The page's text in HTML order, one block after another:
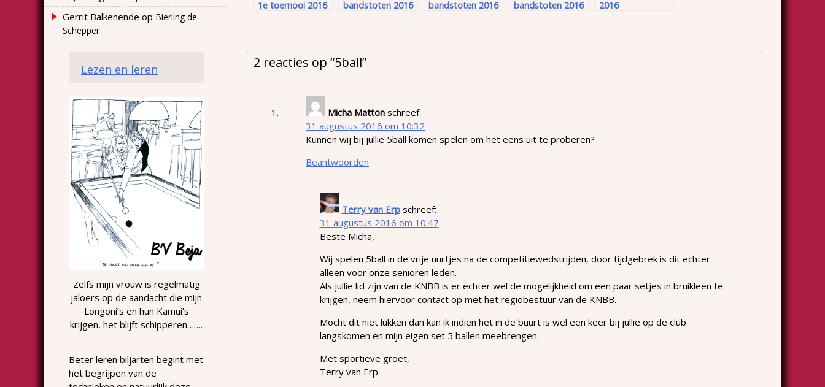
1e toernooi 2016
bandstoten 2016
bandstoten 2016
bandstoten 2016
2016
2 reacties op “5ball”
Micha Matton schreef:
31 augustus 2016 om 10:32
Kunnen wij bij jullie 5ball komen spelen om het eens uit te proberen?
Beantwoorden
Terry van Erp schreef:
31 augustus 2016 om 10:47
Beste Micha,
Wij spelen 5ball in de vrije uurtjes na de competitiewedstrijden, door tijdgebrek is dit echter
alleen voor onze senioren leden.
Als jullie lid zijn van de KNBB is er echter wel de mogelijkheid om een paar setjes in bruikleen te
krijgen, neem hiervoor contact op met het regiobestuur van de KNBB.
Mocht dit niet lukken dan kan ik indien het in de buurt is wel een keer bij jullie op de club
langskomen en mijn eigen set 5 ballen meebrengen.
Met sportieve groet,
Terry van Erp
Gerrit Balkenende op Bierling de
Schepper
Lezen en leren
Zelfs mijn vrouw is regelmatig
jaloers op de aandacht die mijn
Longoni’s en hun Kamui’s
krijgen, het blijft schipperen…….
Beter leren biljarten begint met
het begrijpen van de